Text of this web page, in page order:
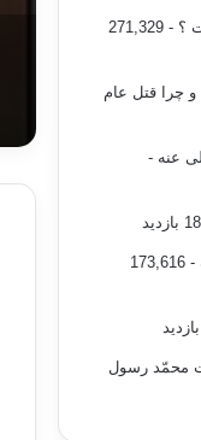
؟
- 271,329
چرا قتل عام
عنه -
- 173,616
محمّد رسول